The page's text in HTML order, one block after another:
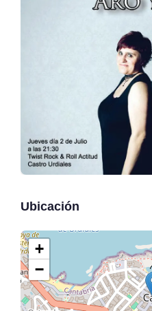
Ubicación
+
−